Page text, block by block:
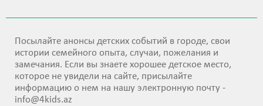
Посылайте анонсы детских событий в городе, свои
истории семейного опыта, случаи, пожелания и
замечания. Если вы знаете хорошее детское место,
которое не увидели на сайте, присылайте
информацию о нем на нашу электронную почту -
info@4kids.az